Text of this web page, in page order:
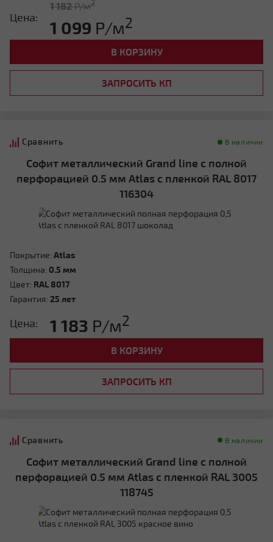
Цена:
1 182Р/м2
1 099 Р/м2
В КОРЗИНУ
ЗАПРОСИТЬ КП
Сравнить В наличии
Софит металлический Grand line с полной
перфорацией 0.5 мм Atlas с пленкой RAL 8017
116304
Покрытие: Atlas
Толщина: 0.5 мм
Цвет: RAL 8017
Гарантия: 25 лет
Цена: 1 183 Р/м2
В КОРЗИНУ
ЗАПРОСИТЬ КП
Сравнить В наличии
Софит металлический Grand line с полной
перфорацией 0.5 мм Atlas с пленкой RAL 3005
118745